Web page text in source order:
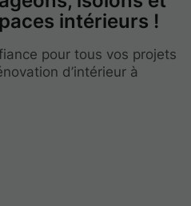
intérieurs !
pour tous vos projets
d’intérieur à